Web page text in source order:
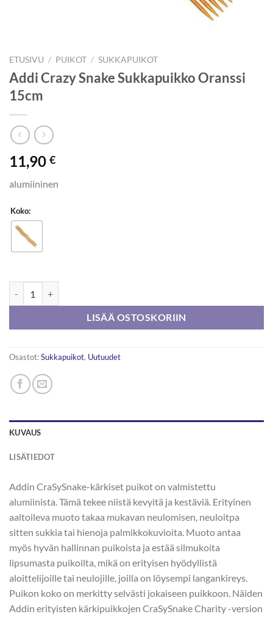
ETUSIVU / PUIKOT / SUKKAPUIKOT
Addi Crazy Snake Sukkapuikko Oranssi
15cm
11,90 €
alumiininen
Koko:
LISÄÄ OSTOSKORIIN
Osastot:Sukkapuikot, Uutuudet
KUVAUS
LISÄTIEDOT
Addin CraSySnake-kärkiset puikot on valmistettu
alumiinista. Tämä tekee niistä kevyitä ja kestäviä. Erityinen
aaltoileva muoto takaa mukavan neulomisen, neuloitpa
sitten sukkia tai hienoja palmikkokuvioita. Muoto antaa
myös hyvän hallinnan puikoista ja estää silmukoita
lipsumasta puikoilta, mikä on erityisen hyödyllistä
aloittelijoille tai neulojille, joilla on löysempi langankireys.
Puikon koko on merkitty selvästi jokaiseen puikkoon. Näiden
Addin erityisten kärkipuikkojen CraSySnake Charity -version